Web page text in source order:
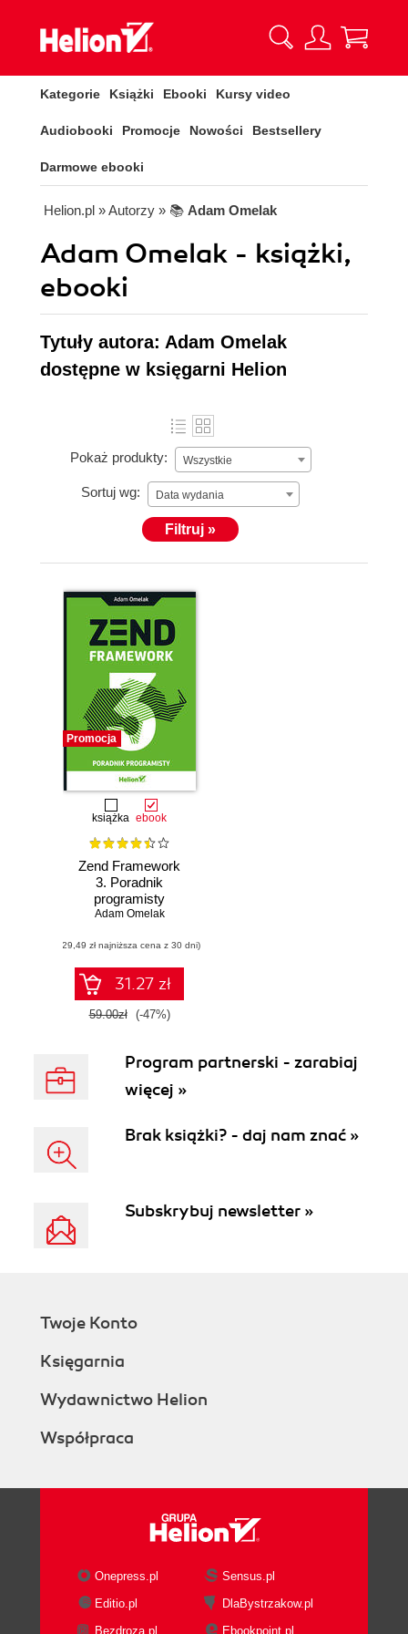
Kategorie Książki Ebooki Kursy video
Audiobooki Promocje Nowości Bestsellery
Darmowe ebooki
Helion.pl » Autorzy » 📚 Adam Omelak
Adam Omelak - książki,
ebooki
Tytuły autora: Adam Omelak
dostępne w księgarni Helion
Pokaż produkty: Wszystkie
Sortuj wg: Data wydania
Filtruj »
Promocja
książka ebook
Zend Framework
3. Poradnik
programisty
Adam Omelak
(29,49 zł najniższa cena z 30 dni)
31.27 zł
59.00zł (-47%)
Program partnerski - zarabiaj
więcej »
Brak książki? - daj nam znać »
Subskrybuj newsletter »
Twoje Konto
Księgarnia
Wydawnictwo Helion
Współpraca
Onepress.pl
Sensus.pl
Editio.pl
DlaBystrzakow.pl
Bezdroza.pl
Ebookpoint.pl